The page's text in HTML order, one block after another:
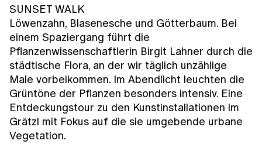
SUNSET WALK
Löwenzahn, Blasenesche und Götterbaum. Bei
einem Spaziergang führt die
Pflanzenwissenschaftlerin Birgit Lahner durch die
städtische Flora, an der wir täglich unzählige
Male vorbeikommen. Im Abendlicht leuchten die
Grüntöne der Pflanzen besonders intensiv. Eine
Entdeckungstour zu den Kunstinstallationen im
Grätzl mit Fokus auf die sie umgebende urbane
Vegetation.